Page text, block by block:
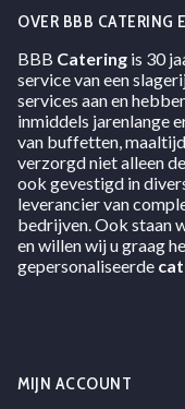
OVER BBB CATERING
BBB Catering is 30
service van een
services aan en
inmiddels jarenlange
van buffetten,
verzorgd niet alleen
ook gevestigd in
leverancier van
bedrijven. Ook staan
en willen wij u graag
gepersonaliseerde
MIJN ACCOUNT